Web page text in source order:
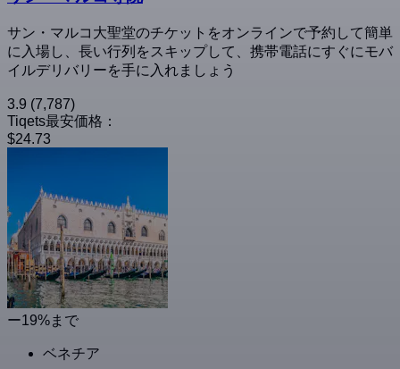
サン・マルコ大聖堂のチケットをオンラインで予約して簡単
に入場し、長い行列をスキップして、携帯電話にすぐにモバ
イルデリバリーを手に入れましょう
3.9 (7,787)
Tiqets最安価格：
$24.73
ー19%まで
ベネチア